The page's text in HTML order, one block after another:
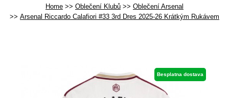
Home Oblečení Klubů
Oblečení Arsenal
Arsenal Riccardo Calafiori #33 3rd Dres 2025-26 Krátkým Rukávem
Besplatna dostava